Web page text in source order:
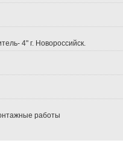
4" г. Новороссийск.
работы